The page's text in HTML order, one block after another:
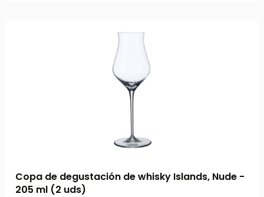
Copa de degustación de whisky Islands, Nude -
205 ml (2 uds)